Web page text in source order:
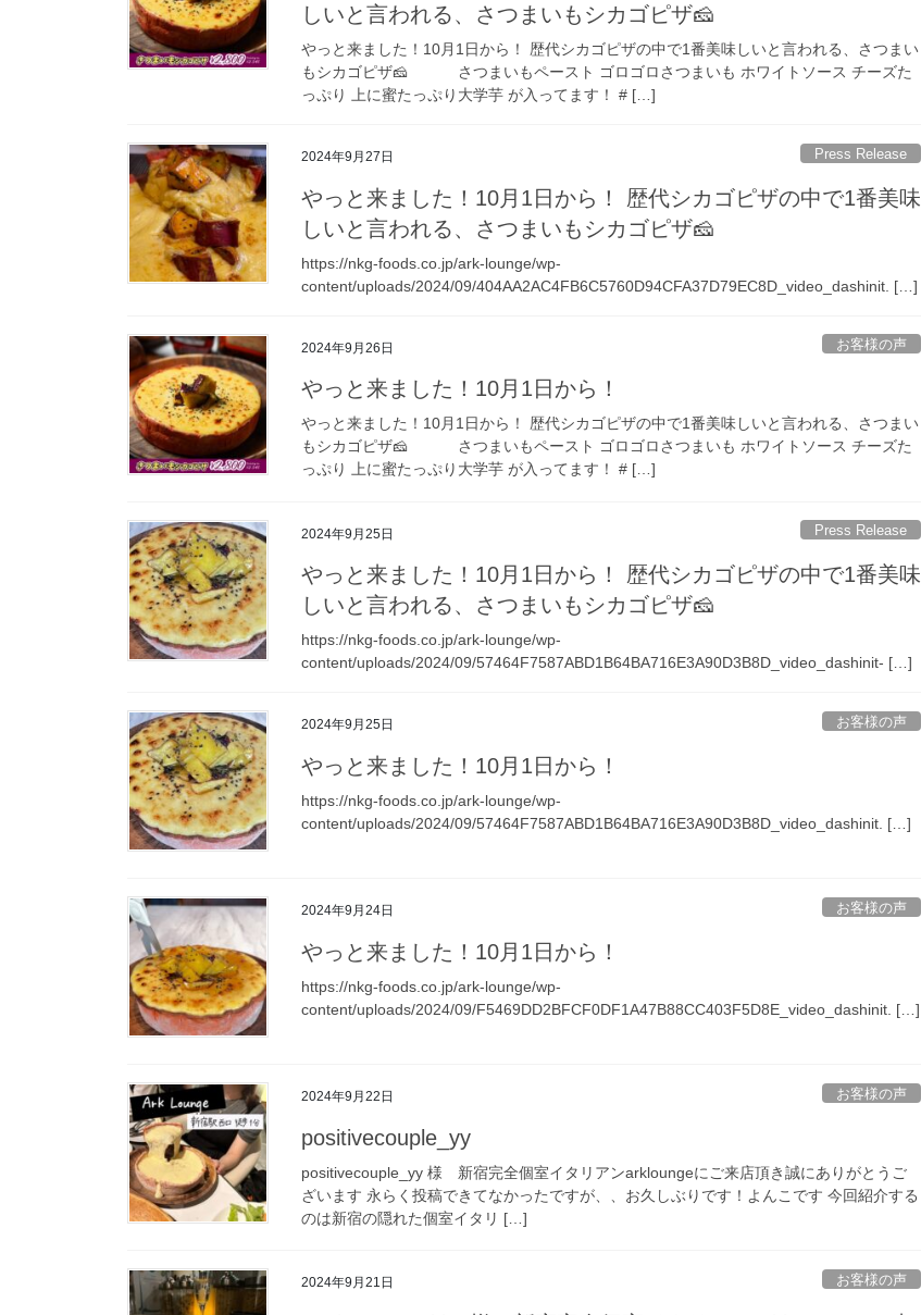
しいと言われる、さつまいもシカゴピザ🧀
やっと来ました！10月1日から！ 歴代シカゴピザの中で1番美味しいと言われる、さつまい
もシカゴピザ🧀 さつまいもペースト ゴロゴロさつまいも ホワイトソース チーズた
っぷり 上に蜜たっぷり大学芋 が入ってます！ # […]
2024年9月27日 Press Release
やっと来ました！10月1日から！ 歴代シカゴピザの中で1番美味
しいと言われる、さつまいもシカゴピザ🧀
https://nkg-foods.co.jp/ark-lounge/wp-
content/uploads/2024/09/404AA2AC4FB6C5760D94CFA37D79EC8D_video_dashinit. […]
2024年9月26日 お客様の声
やっと来ました！10月1日から！
やっと来ました！10月1日から！ 歴代シカゴピザの中で1番美味しいと言われる、さつまい
もシカゴピザ🧀 さつまいもペースト ゴロゴロさつまいも ホワイトソース チーズた
っぷり 上に蜜たっぷり大学芋 が入ってます！ # […]
2024年9月25日 Press Release
やっと来ました！10月1日から！ 歴代シカゴピザの中で1番美味
しいと言われる、さつまいもシカゴピザ🧀
https://nkg-foods.co.jp/ark-lounge/wp-
content/uploads/2024/09/57464F7587ABD1B64BA716E3A90D3B8D_video_dashinit- […]
2024年9月25日 お客様の声
やっと来ました！10月1日から！
https://nkg-foods.co.jp/ark-lounge/wp-
content/uploads/2024/09/57464F7587ABD1B64BA716E3A90D3B8D_video_dashinit. […]
2024年9月24日 お客様の声
やっと来ました！10月1日から！
https://nkg-foods.co.jp/ark-lounge/wp-
content/uploads/2024/09/F5469DD2BFCF0DF1A47B88CC403F5D8E_video_dashinit. […]
2024年9月22日 お客様の声
positivecouple_yy
positivecouple_yy 様 新宿完全個室イタリアンarkloungeにご来店頂き誠にありがとうご
ざいます 永らく投稿できてなかったですが、、お久しぶりです！よんこです‍ 今回紹介する
のは新宿の隠れた個室イタリ […]
2024年9月21日 お客様の声